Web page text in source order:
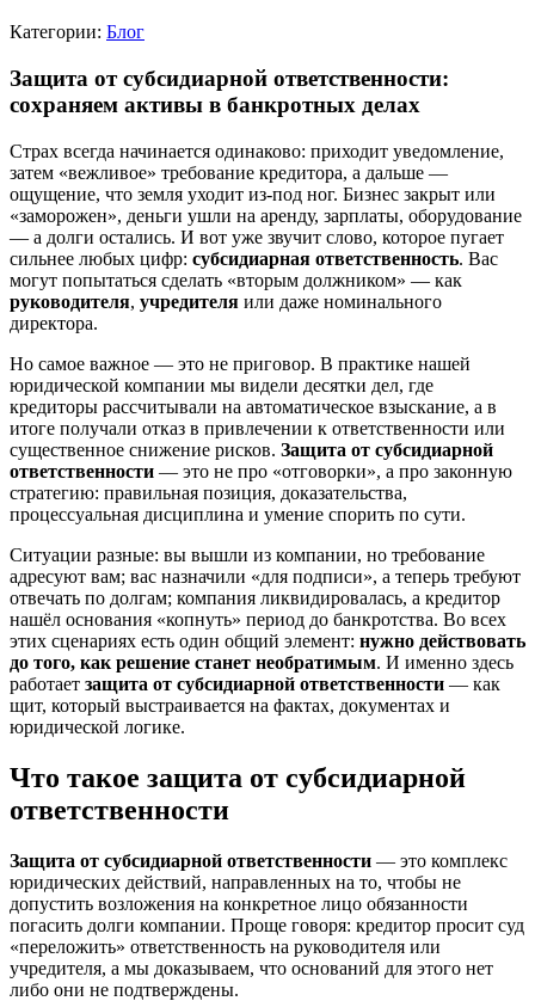
Категории: Блог
Защита от субсидиарной ответственности:
сохраняем активы в банкротных делах
Страх всегда начинается одинаково: приходит уведомление,
затем «вежливое» требование кредитора, а дальше —
ощущение, что земля уходит из-под ног. Бизнес закрыт или
«заморожен», деньги ушли на аренду, зарплаты, оборудование
— а долги остались. И вот уже звучит слово, которое пугает
сильнее любых цифр: субсидиарная ответственность. Вас
могут попытаться сделать «вторым должником» — как
руководителя, учредителя или даже номинального
директора.
Но самое важное — это не приговор. В практике нашей
юридической компании мы видели десятки дел, где
кредиторы рассчитывали на автоматическое взыскание, а в
итоге получали отказ в привлечении к ответственности или
существенное снижение рисков. Защита от субсидиарной
ответственности — это не про «отговорки», а про законную
стратегию: правильная позиция, доказательства,
процессуальная дисциплина и умение спорить по сути.
Ситуации разные: вы вышли из компании, но требование
адресуют вам; вас назначили «для подписи», а теперь требуют
отвечать по долгам; компания ликвидировалась, а кредитор
нашёл основания «копнуть» период до банкротства. Во всех
этих сценариях есть один общий элемент: нужно действовать
до того, как решение станет необратимым. И именно здесь
работает защита от субсидиарной ответственности — как
щит, который выстраивается на фактах, документах и
юридической логике.
Что такое защита от субсидиарной
ответственности
Защита от субсидиарной ответственности — это комплекс
юридических действий, направленных на то, чтобы не
допустить возложения на конкретное лицо обязанности
погасить долги компании. Проще говоря: кредитор просит суд
«переложить» ответственность на руководителя или
учредителя, а мы доказываем, что оснований для этого нет
либо они не подтверждены.